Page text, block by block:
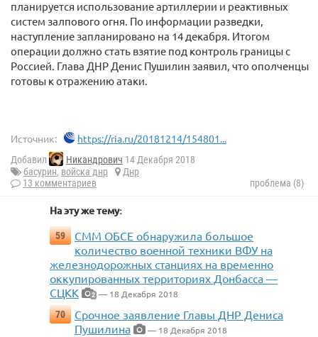
планируется использование артиллерии и реактивных
систем залпового огня. По информации разведки,
наступление запланировано на 14 декабря. Итогом
операции должно стать взятие под контроль границы с
Россией. Глава ДНР Денис Пушилин заявил, что ополченцы
готовы к отражению атаки.
Источник: https://ria.ru/20181214/154801...
Добавил Никандрович 14 Декабря 2018
басурин, войска днр
Днр
13 комментариев
проблема (8)
На эту же тему:
59
СММ ОБСЕ обнаружила большое
количество военной техники ВФУ на
железнодорожных станциях на временно
оккупированных территориях Донбасса —
СЦКК
2 — 18 Декабря 2018
70
Срочное заявление Главы ДНР Дениса
Пушилина
— 18 Декабря 2018